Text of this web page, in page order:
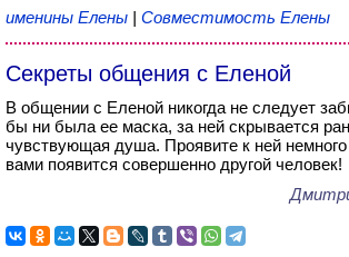
именины Елены | Совместимость Елены
Секреты общения с Еленой
В общении с Еленой никогда не следует
бы ни была ее маска, за ней скрывается
чувствующая душа. Проявите к ней
вами появится совершенно другой человек!